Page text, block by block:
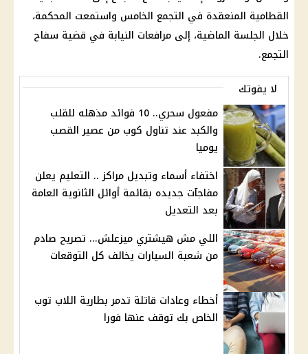
القطامية المنعقدة في التجمع الخامس واستمعت المحكمة،
خلال الجلسة الماضية، إلى مرافعات النيابة في قضية سفاح
التجمع.
لا يفوتك
مفعول سحري.. 10 فوائد مذهله للقلب
والكبد عند تناول كوب من عصير القصب
يوميا
اختفاء أسماء وتبديل مراكز .. التعليم يعلن
مفاجآت جديده بقائمة أوائل الثانوية العامة
بعد التعديل
اللي مش هيشتري ميزعلش... تصريح صادم
من شعبة السيارات يخالف كل التوقعات
أخطاء وعادات قاتلة تدمر بطارية اللاب توب
الخاص بك توقف عنها فورا